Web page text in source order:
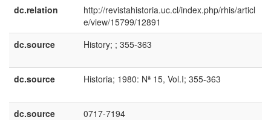
dc.relation
http://revistahistoria.uc.cl/index.php/rhis/articl
e/view/15799/12891
dc.source
History; ; 355-363
dc.source
Historia; 1980: Nª 15, Vol.I; 355-363
dc.source
0717-7194